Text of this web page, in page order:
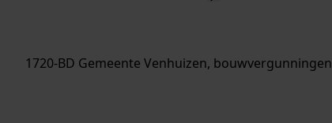
1720-BD Gemeente Venhuizen, bouwvergunningen